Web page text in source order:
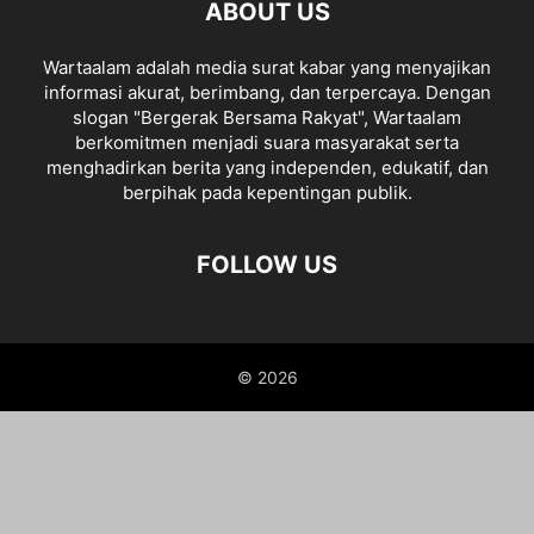
ABOUT US
Wartaalam adalah media surat kabar yang menyajikan
informasi akurat, berimbang, dan terpercaya. Dengan
slogan "Bergerak Bersama Rakyat", Wartaalam
berkomitmen menjadi suara masyarakat serta
menghadirkan berita yang independen, edukatif, dan
berpihak pada kepentingan publik.
FOLLOW US
© 2026